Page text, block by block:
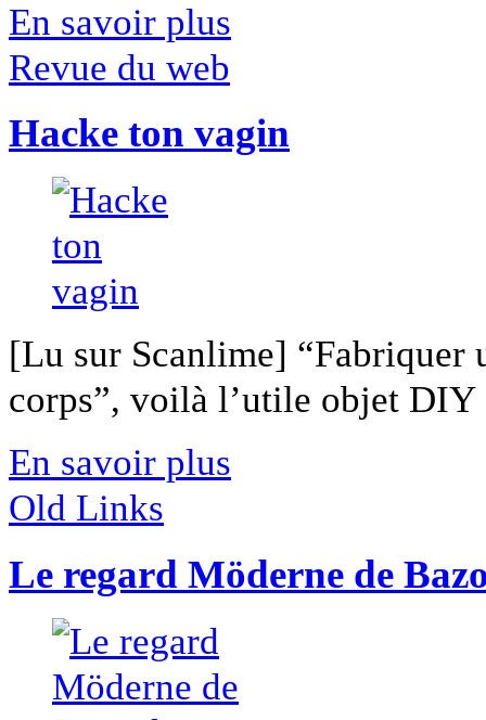
En savoir plus
Revue du web
Hacke ton vagin
[Lu sur Scanlime] “Fabriquer
corps”, voilà l’utile objet
En savoir plus
Old Links
Le regard Möderne de